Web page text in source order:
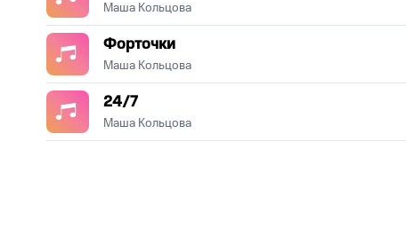
Маша Кольцова
Форточки
Маша Кольцова
24/7
Маша Кольцова